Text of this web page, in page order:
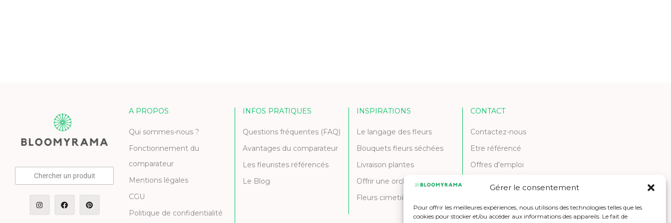
Gérer le consentement
Pour offrir les meilleures expériences, nous utilisons des technologies telles que les
cookies pour stocker et/ou accéder aux informations des appareils. Le fait de
Chercher un produit
A PROPOS
Qui sommes-nous ?
Fonctionnement du
comparateur
Mentions légales
CGU
Politique de confidentialité
INFOS PRATIQUES
Questions fréquentes (FAQ)
Avantages du comparateur
Les fleuristes référencés
Le Blog
INSPIRATIONS
Le langage des fleurs
Bouquets fleurs séchées
Livraison plantes
Offrir une orchidée
Fleurs cimetière et deuil
CONTACT
Contactez-nous
Etre référencé
Offres d'emploi